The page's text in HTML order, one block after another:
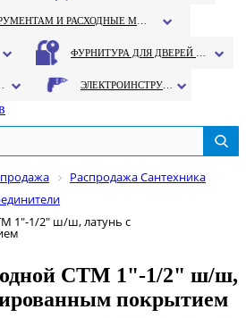
Распродажа Сантехника
1"-1/2" ш/ш, латунь с
СТМ 1"-1/2" ш/ш,
покрытием